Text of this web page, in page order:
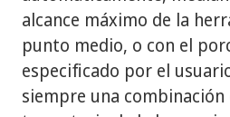
alcance máximo de la
punto medio, o con el
especificado por el
siempre una